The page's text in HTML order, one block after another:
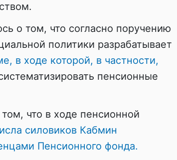
о том, что согласно поручению
политики разрабатывает
в ходе которой, в частности,
пенсионные
что в ходе пенсионной
силовиков Кабмин
Пенсионного фонда.